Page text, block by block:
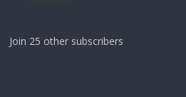
Join 25 other subscribers